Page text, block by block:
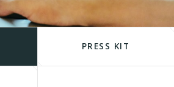
PRESS KIT